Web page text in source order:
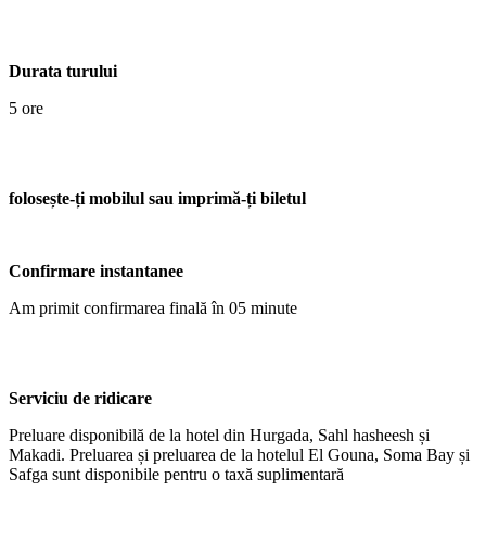
Durata turului
5 ore
folosește-ți mobilul sau imprimă-ți biletul
Confirmare instantanee
Am primit confirmarea finală în 05 minute
Serviciu de ridicare
Preluare disponibilă de la hotel din Hurgada, Sahl hasheesh și
Makadi. Preluarea și preluarea de la hotelul El Gouna, Soma Bay și
Safga sunt disponibile pentru o taxă suplimentară